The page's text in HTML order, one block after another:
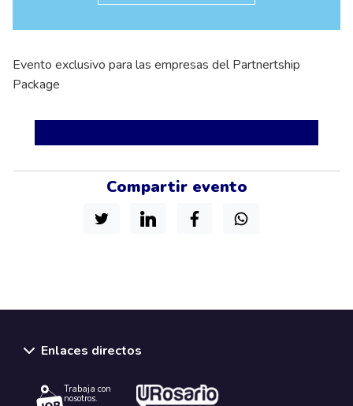
Compartir evento
Evento exclusivo para las empresas del Partnertship
Package
Enlaces directos
Trabaja con
nosotros.